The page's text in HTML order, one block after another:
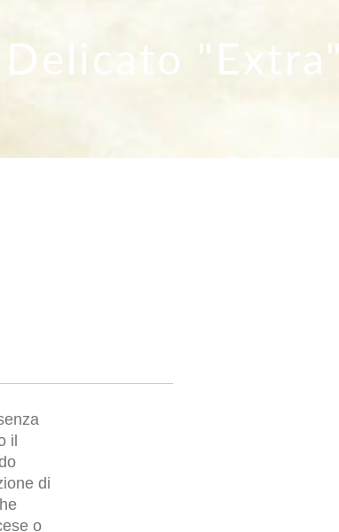
"Extra"
il
di
o